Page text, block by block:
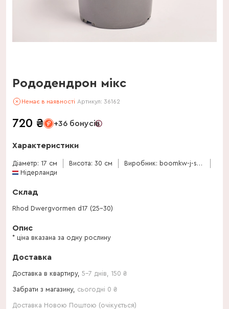
Рододендрон мікс
Немає в наявності Артикул: 36162
720 ₴ +36 бонусів
Характеристики
Діаметр: 17 см Висота: 30 см
Виробник: boomkw-j-scholten
Нідерланди
Склад
Rhod Dwergvormen d17 (25-30)
Опис
* ціна вказана за одну рослину
Доставка
Доставка в квартиру, 5-7 днів 150 ₴
Забрати з магазину, сьогодні 0 ₴
Доставка Новою Поштою (очікується)